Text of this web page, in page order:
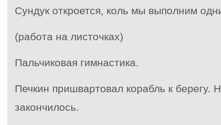
Сундук откроется, коль мы выполним
(работа на листочках)
Пальчиковая гимнастика.
Печкин пришвартовал корабль к берегу.
закончилось.